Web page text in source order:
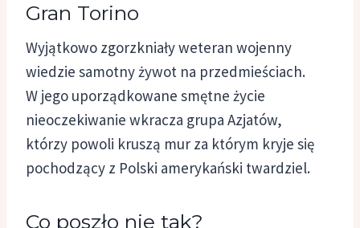
Gran Torino
Wyjątkowo zgorzkniały weteran wojenny
wiedzie samotny żywot na przedmieściach.
W jego uporządkowane smętne życie
nieoczekiwanie wkracza grupa Azjatów,
którzy powoli kruszą mur za którym kryje się
pochodzący z Polski amerykański twardziel.
Co poszło nie tak?